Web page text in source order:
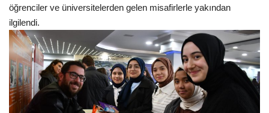
öğrenciler ve üniversitelerden gelen misafirlerle yakından
ilgilendi.